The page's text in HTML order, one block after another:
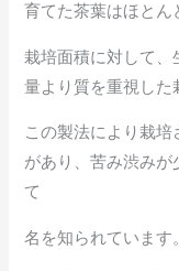
育てた茶葉はほとん
栽培面積に対して、
量より質を重視した
この製法により栽
があり、苦み渋みが
て
名を知られています。